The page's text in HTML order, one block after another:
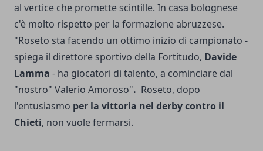
al vertice che promette scintille. In casa bolognese
c'è molto rispetto per la formazione abruzzese.
"Roseto sta facendo un ottimo inizio di campionato -
spiega il direttore sportivo della Fortitudo, Davide
Lamma - ha giocatori di talento, a cominciare dal
"nostro" Valerio Amoroso". Roseto, dopo
l'entusiasmo per la vittoria nel derby contro il
Chieti, non vuole fermarsi.